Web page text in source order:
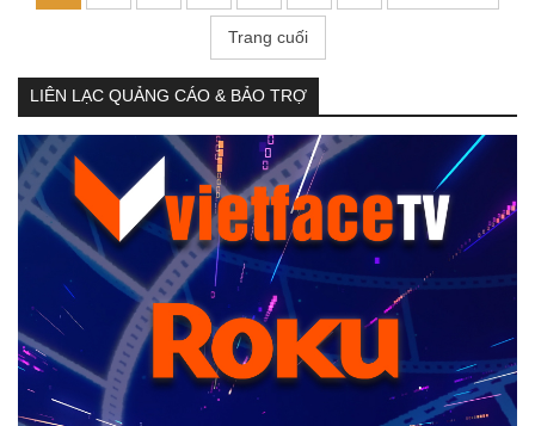
Trang cuối
LIÊN LẠC QUẢNG CÁO & BẢO TRỢ